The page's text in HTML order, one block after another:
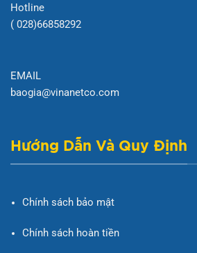
Hotline
( 028)66858292
EMAIL
baogia@vinanetco.com
Hướng Dẫn Và Quy Định
Chính sách bảo mật
Chính sách hoàn tiền